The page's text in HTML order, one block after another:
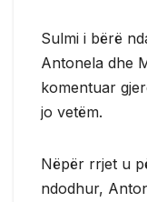
Sulmi i bërë
Antonela dhe
komentuar
jo vetëm.
Nëpër rrjet u
ndodhur,